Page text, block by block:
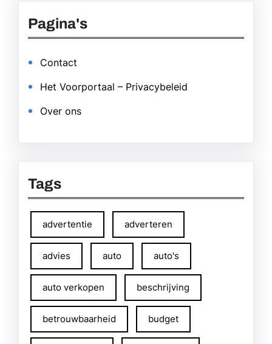
Pagina's
Contact
Het Voorportaal – Privacybeleid
Over ons
Tags
advertentie adverteren
advies auto auto's
auto verkopen beschrijving
betrouwbaarheid budget